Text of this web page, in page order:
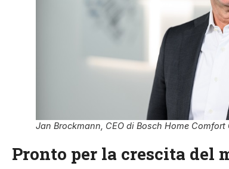
Jan Brockmann, CEO di Bosch Home
Pronto per la crescita del